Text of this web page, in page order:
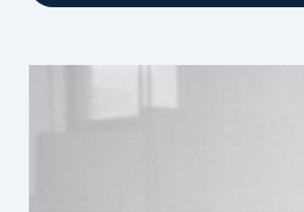
mais la visibilité
France est apparu en
Display : La fraude baisse mais la